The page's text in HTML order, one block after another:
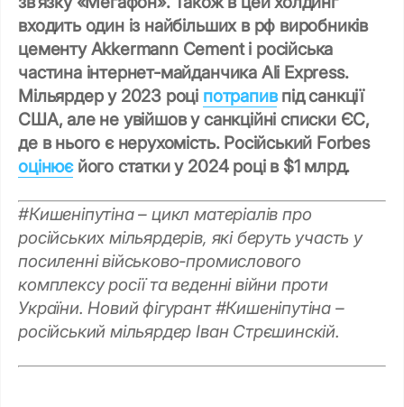
входить один із найбільших в рф виробників
цементу Akkermann Cement і російська
частина інтернет-майданчика Ali Express.
Мільярдер у 2023 році потрапивпід санкції
США, але не увійшов у санкційні списки ЄС,
де в нього є нерухомість. Російський Forbes
оцінюєйого статки у 2024 році в $1 млрд.
#Кишеніпутіна – цикл матеріалів про
російських мільярдерів, які беруть участь у
посиленні військово-промислового
комплексу росії та веденні війни проти
України. Новий фігурант #Кишеніпутіна –
російський мільярдер Іван Стрєшинскій.